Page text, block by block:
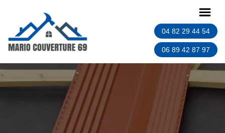
04 82 29 44 54
06 89 42 87 97